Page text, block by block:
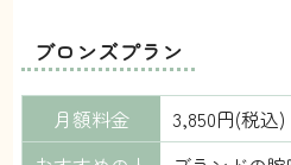
ブロンズプラン
月額料金
3,850円(税込)